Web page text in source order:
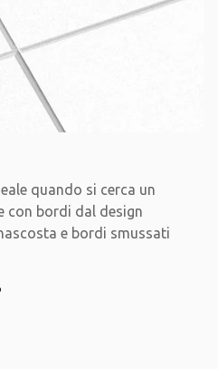
quando si cerca un
bordi dal design
e bordi smussati